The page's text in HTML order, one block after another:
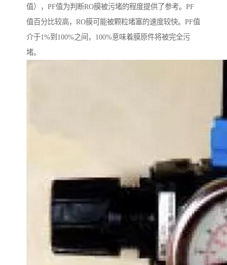
值），PF值为判断RO膜被污堵的程度提供了参考。PF
值百分比较高，RO膜可能被颗粒堵塞的速度较快。PF值
介于1%到100%之间，100%意味着膜原件将被完全污
堵。